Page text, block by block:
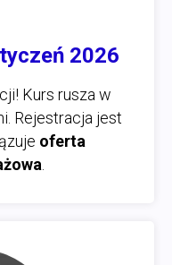
2026
Kurs rusza w
Rejestracja jest
oferta